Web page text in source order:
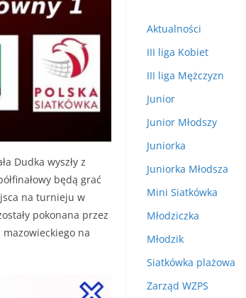
Dudka wyszły z
będą grać
na turnieju w
pokonana przez
na
Aktualności
III liga Kobiet
III liga Mężczyzn
Junior
Junior Młodszy
Juniorka
Juniorka Młodsza
Mini Siatkówka
Młodziczka
Młodzik
Siatkówka plażowa
Zarząd WZPS